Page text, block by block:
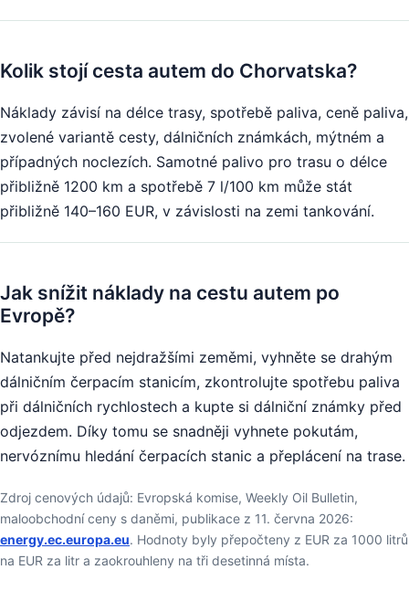
Kolik stojí cesta autem do Chorvatska?
Náklady závisí na délce trasy, spotřebě paliva, ceně paliva,
zvolené variantě cesty, dálničních známkách, mýtném a
případných noclezích. Samotné palivo pro trasu o délce
přibližně 1200 km a spotřebě 7 l/100 km může stát
přibližně 140–160 EUR, v závislosti na zemi tankování.
Jak snížit náklady na cestu autem po
Evropě?
Natankujte před nejdražšími zeměmi, vyhněte se drahým
dálničním čerpacím stanicím, zkontrolujte spotřebu paliva
při dálničních rychlostech a kupte si dálniční známky před
odjezdem. Díky tomu se snadněji vyhnete pokutám,
nervóznímu hledání čerpacích stanic a přeplácení na trase.
Zdroj cenových údajů: Evropská komise, Weekly Oil Bulletin,
maloobchodní ceny s daněmi, publikace z 11. června 2026:
energy.ec.europa.eu. Hodnoty byly přepočteny z EUR za 1000 litrů
na EUR za litr a zaokrouhleny na tři desetinná místa.